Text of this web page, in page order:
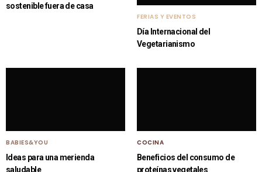
sostenible fuera de casa
FERIAS Y EVENTOS
Día Internacional del
Vegetarianismo
BABIES&YOU
Ideas para una merienda
saludable
COCINA
Beneficios del consumo de
proteínas vegetales